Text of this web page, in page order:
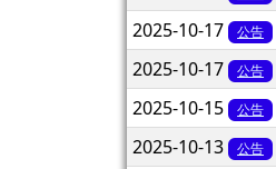
2025-10-17 公告
2025-10-17 公告
2025-10-15 公告
2025-10-13 公告